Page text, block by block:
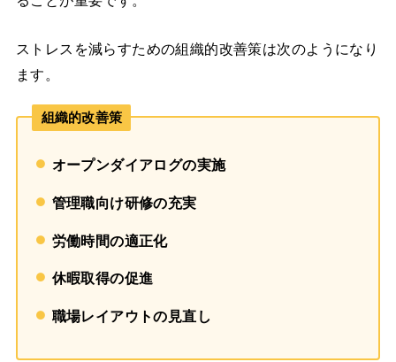
ストレスを減らすための組織的改善策は次のようになり
ます。
組織的改善策
オープンダイアログの実施
管理職向け研修の充実
労働時間の適正化
休暇取得の促進
職場レイアウトの見直し